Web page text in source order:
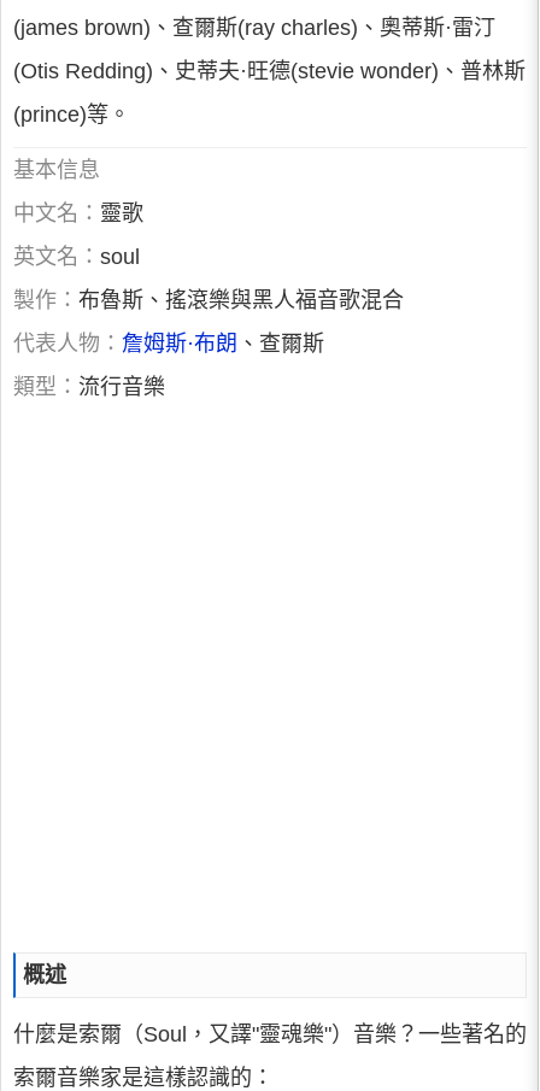
(james brown)、查爾斯(ray charles)、奧蒂斯·雷汀
(Otis Redding)、史蒂夫·旺德(stevie wonder)、普林斯
(prince)等。
基本信息
中文名： 靈歌
英文名： soul
製作： 布魯斯、搖滾樂與黑人福音歌混合
代表人物： 詹姆斯·布朗 、查爾斯
類型： 流行音樂
概述
什麼是索爾（Soul，又譯"靈魂樂"）音樂？一些著名的
索爾音樂家是這樣認識的：